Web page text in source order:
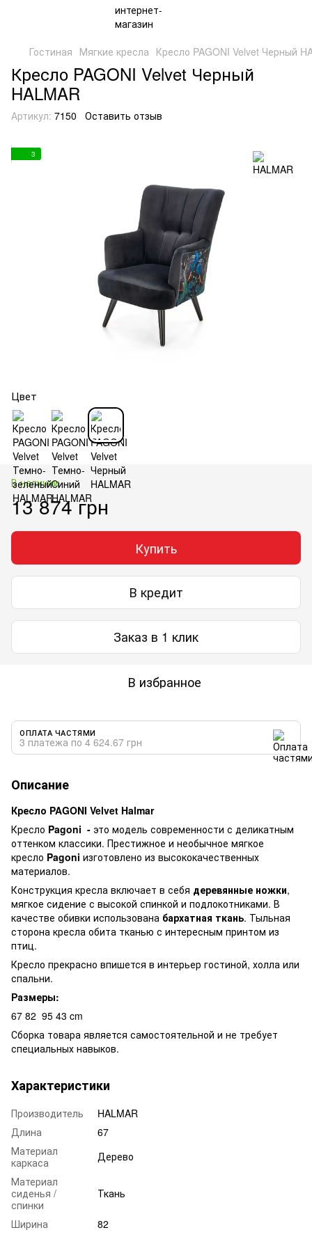
Гостиная Мягкие кресла Кресло PAGONI Velvet Черный
Кресло PAGONI Velvet Черный
HALMAR
Артикул: 7150 Оставить отзыв
3
Цвет
В наличии
13 874 грн
Купить
В кредит
Заказ в 1 клик
В избранное
ОПЛАТА ЧАСТЯМИ
3 платежа по 4 624.67 грн
Описание
Кресло PAGONI Velvet Halmar
​Кресло Pagoni - это модель современности с деликатным
оттенком классики. Престижное и необычное мягкое
кресло Pagoni изготовлено из высококачественных
материалов.
Конструкция кресла включает в себя деревянные ножки,
мягкое сидение с высокой спинкой и подлокотниками. В
качестве обивки использована бархатная ткань. Тыльная
сторона кресла обита тканью с интересным принтом из
птиц.
Кресло прекрасно впишется в интерьер гостиной, холла или
спальни.
Размеры:
67 82 95 43 cm
Сборка товара является самостоятельной и не требует
специальных навыков.
Характеристики
Производитель
HALMAR
Длина
67
Материал
каркаса
Дерево
Материал
сиденья /
спинки
Ткань
Ширина 82